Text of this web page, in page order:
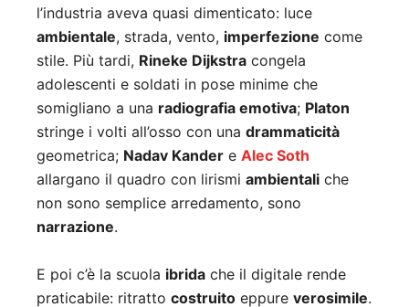
l’industria aveva quasi dimenticato: luce
ambientale, strada, vento, imperfezione come
stile. Più tardi, Rineke Dijkstra congela
adolescenti e soldati in pose minime che
somigliano a una radiografia emotiva; Platon
stringe i volti all’osso con una drammaticità
geometrica; Nadav Kander e Alec Soth
allargano il quadro con lirismi ambientali che
non sono semplice arredamento, sono
narrazione.
E poi c’è la scuola ibrida che il digitale rende
praticabile: ritratto costruito eppure verosimile.